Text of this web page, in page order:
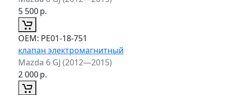
5 500р.
ОЕМ: PE01-18-751
клапан электромагнитный
Mazda 6 GJ (2012—2015)
2 000р.